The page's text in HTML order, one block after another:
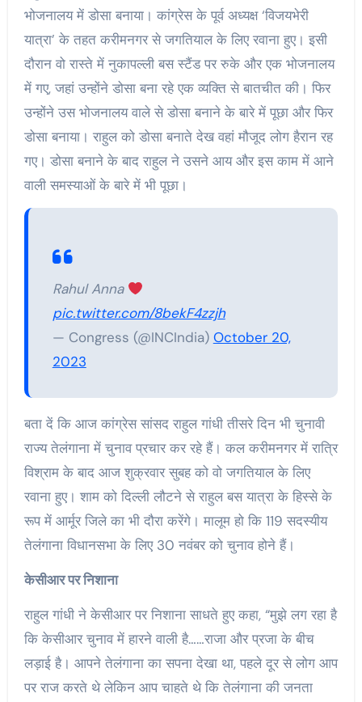
भोजनालय में डोसा बनाया। कांग्रेस के पूर्व अध्यक्ष ‘विजयभेरी
यात्रा’ के तहत करीमनगर से जगतियाल के लिए रवाना हुए। इसी
दौरान वो रास्ते में नुकापल्ली बस स्टैंड पर रुके और एक भोजनालय
में गए, जहां उन्होंने डोसा बना रहे एक व्यक्ति से बातचीत की। फिर
उन्होंने उस भोजनालय वाले से डोसा बनाने के बारे में पूछा और फिर
डोसा बनाया। राहुल को डोसा बनाते देख वहां मौजूद लोग हैरान रह
गए। डोसा बनाने के बाद राहुल ने उसने आय और इस काम में आने
वाली समस्याओं के बारे में भी पूछा।
Rahul Anna
pic.twitter.com/8bekF4zzjh
— Congress (@INCIndia) October 20,
2023
बता दें कि आज कांग्रेस सांसद राहुल गांधी तीसरे दिन भी चुनावी
राज्य तेलंगाना में चुनाव प्रचार कर रहे हैं। कल करीमनगर में रात्रि
विश्राम के बाद आज शुक्रवार सुबह को वो जगतियाल के लिए
रवाना हुए। शाम को दिल्ली लौटने से राहुल बस यात्रा के हिस्से के
रूप में आर्मूर जिले का भी दौरा करेंगे। मालूम हो कि 119 सदस्यीय
तेलंगाना विधानसभा के लिए 30 नवंबर को चुनाव होने हैं।
केसीआर पर निशाना
राहुल गांधी ने केसीआर पर निशाना साधते हुए कहा, “मुझे लग रहा है
कि केसीआर चुनाव में हारने वाली है……राजा और प्रजा के बीच
लड़ाई है। आपने तेलंगाना का सपना देखा था, पहले दूर से लोग आप
पर राज करते थे लेकिन आप चाहते थे कि तेलंगाना की जनता